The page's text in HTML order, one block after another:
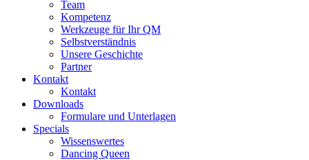
Team
Kompetenz
Werkzeuge für Ihr QM
Selbstverständnis
Unsere Geschichte
Partner
Kontakt
Kontakt
Downloads
Formulare und Unterlagen
Specials
Wissenswertes
Dancing Queen